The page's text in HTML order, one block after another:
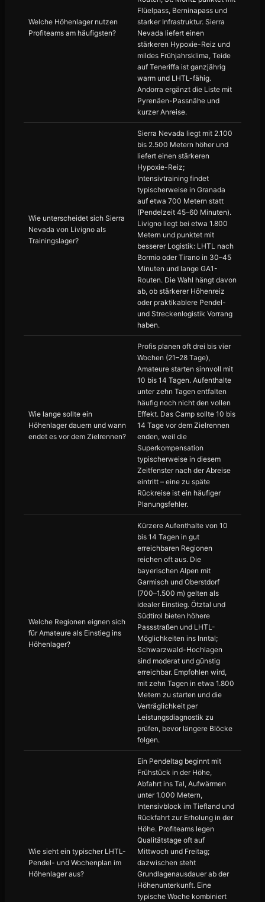
Welche Höhenlager nutzen
Profiteams am häufigsten?
Flüelpass, Berninapass und
starker Infrastruktur. Sierra
Nevada liefert einen
stärkeren Hypoxie-Reiz und
mildes Frühjahrsklima, Teide
auf Teneriffa ist ganzjährig
warm und LHTL-fähig.
Andorra ergänzt die Liste mit
Pyrenäen-Passnähe und
kurzer Anreise.
Wie unterscheidet sich Sierra
Nevada von Livigno als
Trainingslager?
Sierra Nevada liegt mit 2.100
bis 2.500 Metern höher und
liefert einen stärkeren
Hypoxie-Reiz;
Intensivtraining findet
typischerweise in Granada
auf etwa 700 Metern statt
(Pendelzeit 45–60 Minuten).
Livigno liegt bei etwa 1.800
Metern und punktet mit
besserer Logistik: LHTL nach
Bormio oder Tirano in 30–45
Minuten und lange GA1-
Routen. Die Wahl hängt davon
ab, ob stärkerer Höhenreiz
oder praktikablere Pendel-
und Streckenlogistik Vorrang
haben.
Wie lange sollte ein
Höhenlager dauern und wann
endet es vor dem Zielrennen?
Profis planen oft drei bis vier
Wochen (21–28 Tage),
Amateure starten sinnvoll mit
10 bis 14 Tagen. Aufenthalte
unter zehn Tagen entfalten
häufig noch nicht den vollen
Effekt. Das Camp sollte 10 bis
14 Tage vor dem Zielrennen
enden, weil die
Superkompensation
typischerweise in diesem
Zeitfenster nach der Abreise
eintritt – eine zu späte
Rückreise ist ein häufiger
Planungsfehler.
Welche Regionen eignen sich
für Amateure als Einstieg ins
Höhenlager?
Kürzere Aufenthalte von 10
bis 14 Tagen in gut
erreichbaren Regionen
reichen oft aus. Die
bayerischen Alpen mit
Garmisch und Oberstdorf
(700–1.500 m) gelten als
idealer Einstieg. Ötztal und
Südtirol bieten höhere
Passstraßen und LHTL-
Möglichkeiten ins Inntal;
Schwarzwald-Hochlagen
sind moderat und günstig
erreichbar. Empfohlen wird,
mit zehn Tagen in etwa 1.800
Metern zu starten und die
Verträglichkeit per
Leistungsdiagnostik zu
prüfen, bevor längere Blöcke
folgen.
Wie sieht ein typischer LHTL-
Pendel- und Wochenplan im
Höhenlager aus?
Ein Pendeltag beginnt mit
Frühstück in der Höhe,
Abfahrt ins Tal, Aufwärmen
unter 1.000 Metern,
Intensivblock im Tiefland und
Rückfahrt zur Erholung in der
Höhe. Profiteams legen
Qualitätstage oft auf
Mittwoch und Freitag;
dazwischen steht
Grundlagenausdauer ab der
Höhenunterkunft. Eine
typische Woche kombiniert